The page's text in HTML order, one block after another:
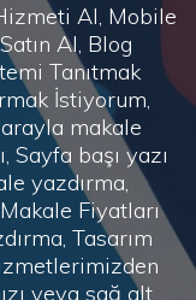
Al, Mobile
Al, Blog
Tanıtmak
İstiyorum,
makale
Sayfa başı yazı
yazdırma,
Fiyatları
Tasarım
veya sağ alt